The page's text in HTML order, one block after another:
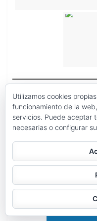
Utilizamos cookies
funcionamiento de la
servicios. Puede aceptar
necesarias o configurar